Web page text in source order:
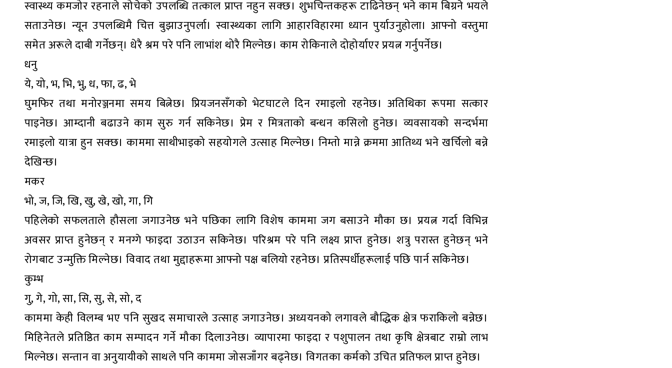
स्वास्थ्य कमजोर रहनाले सोचेको उपलब्धि तत्काल प्राप्त नहुन सक्छ। शुभचिन्तकहरू टाढिनेछन् भने काम बिग्रने भयले
सताउनेछ। न्यून उपलब्धिमै चित्त बुझाउनुपर्ला। स्वास्थ्यका लागि आहारविहारमा ध्यान पुर्याउनुहोला। आफ्नो वस्तुमा
समेत अरूले दाबी गर्नेछन्। धेरै श्रम परे पनि लाभांश थोरै मिल्नेछ। काम रोकिनाले दोहोर्याएर प्रयत्न गर्नुपर्नेछ।
धनु
ये, यो, भ, भि, भु, ध, फा, ढ, भे
घुमफिर तथा मनोरञ्जनमा समय बित्नेछ। प्रियजनसँगको भेटघाटले दिन रमाइलो रहनेछ। अतिथिका रूपमा सत्कार
पाइनेछ। आम्दानी बढाउने काम सुरु गर्न सकिनेछ। प्रेम र मित्रताको बन्धन कसिलो हुनेछ। व्यवसायको सन्दर्भमा
रमाइलो यात्रा हुन सक्छ। काममा साथीभाइको सहयोगले उत्साह मिल्नेछ। निम्तो मान्ने क्रममा आतिथ्य भने खर्चिलो बन्ने
देखिन्छ।
मकर
भो, ज, जि, खि, खु, खे, खो, गा, गि
पहिलेको सफलताले हौसला जगाउनेछ भने पछिका लागि विशेष काममा जग बसाउने मौका छ। प्रयत्न गर्दा विभिन्न
अवसर प्राप्त हुनेछन् र मनग्गे फाइदा उठाउन सकिनेछ। परिश्रम परे पनि लक्ष्य प्राप्त हुनेछ। शत्रु परास्त हुनेछन् भने
रोगबाट उन्मुक्ति मिल्नेछ। विवाद तथा मुद्दाहरूमा आफ्नो पक्ष बलियो रहनेछ। प्रतिस्पर्धीहरूलाई पछि पार्न सकिनेछ।
कुम्भ
गु, गे, गो, सा, सि, सु, से, सो, द
काममा केही विलम्ब भए पनि सुखद समाचारले उत्साह जगाउनेछ। अध्ययनको लगावले बौद्धिक क्षेत्र फराकिलो बन्नेछ।
मिहिनेतले प्रतिष्ठित काम सम्पादन गर्ने मौका दिलाउनेछ। व्यापारमा फाइदा र पशुपालन तथा कृषि क्षेत्रबाट राम्रो लाभ
मिल्नेछ। सन्तान वा अनुयायीको साथले पनि काममा जोसजाँगर बढ्नेछ। विगतका कर्मको उचित प्रतिफल प्राप्त हुनेछ।